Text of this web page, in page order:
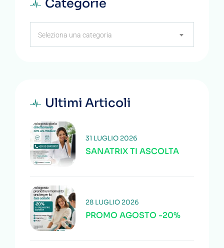
Categorie
Seleziona una categoria
Ultimi Articoli
SANATRIX TI ASCOLTA
31 LUGLIO 2026
PROMO AGOSTO -20%
28 LUGLIO 2026